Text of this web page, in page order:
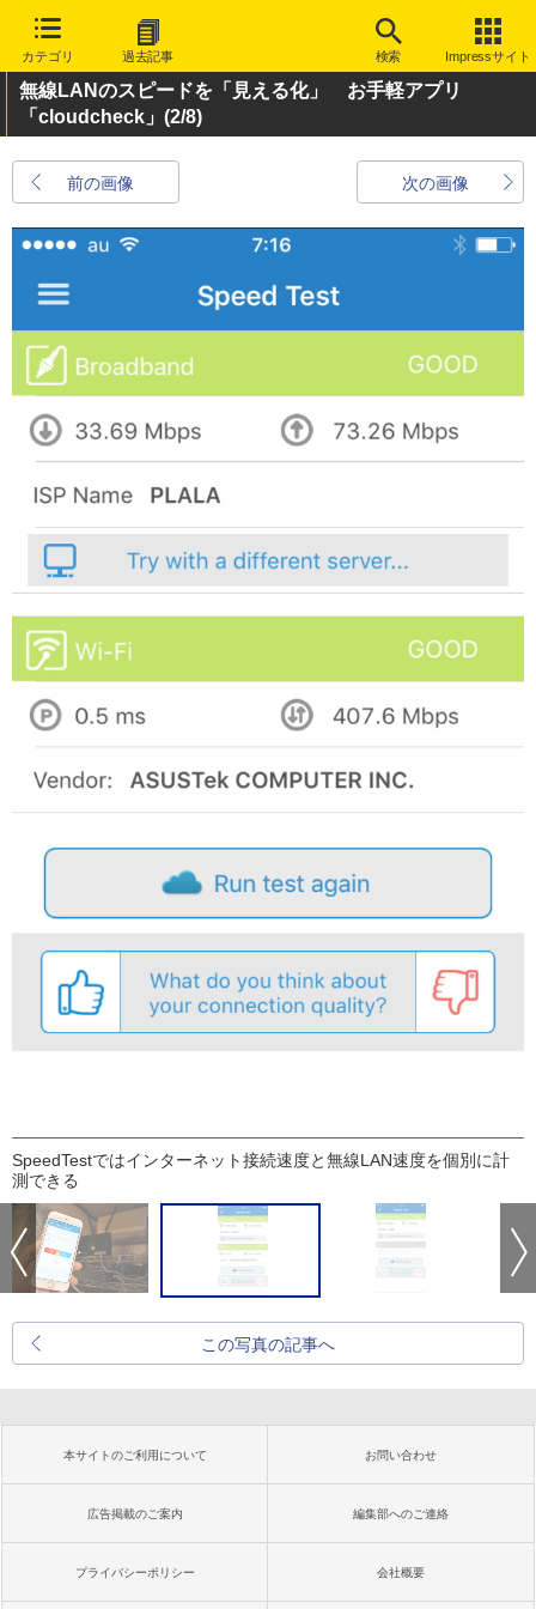
カテゴリ 過去記事 検索 Impressサイト
無線LANのスピードを「見える化」 お手軽アプリ
「cloudcheck」 (2/8)
前の画像 次の画像
SpeedTestではインターネット接続速度と無線LAN速度を個別に計
測できる
この写真の記事へ
本サイトのご利用について お問い合わせ
広告掲載のご案内 編集部へのご連絡
プライバシーポリシー 会社概要